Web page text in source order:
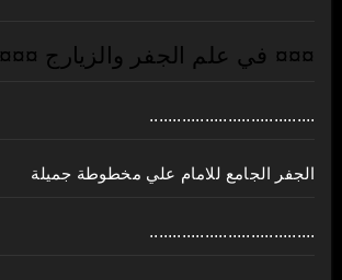
¤¤¤ في علم الجفر والزيارج ¤¤¤
....................................
الجفر الجامع للامام علي مخطوطة جميلة
....................................